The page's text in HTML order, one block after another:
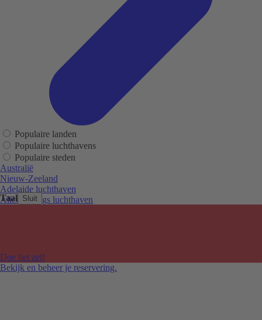
Taal Sluit
Doe het zelf
Bekijk en beheer je reservering.
Populaire landen
Populaire luchthavens
Populaire steden
Australië
Nieuw-Zeeland
Adelaide luchthaven
Alice Springs luchthaven
Melbourne Tullamarine luchthaven
Perth luchthaven
Sydney luchthaven